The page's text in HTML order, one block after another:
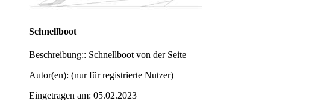
Schnellboot
Beschreibung:: Schnellboot von der Seite
Autor(en): (nur für registrierte Nutzer)
Eingetragen am: 05.02.2023